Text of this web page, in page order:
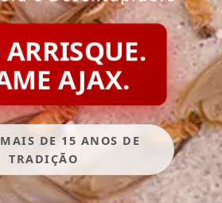
AJAX.
DE 15 ANOS DE
TRADIÇÃO